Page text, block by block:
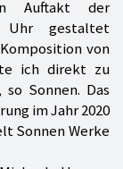
Auftakt der
gestaltet
von
ich direkt zu
Sonnen. Das
im Jahr 2020
Sonnen Werke